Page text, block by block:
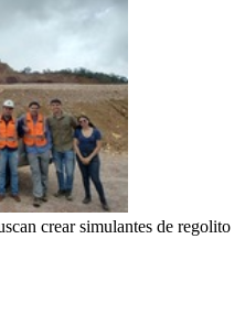
crear simulantes de regolito